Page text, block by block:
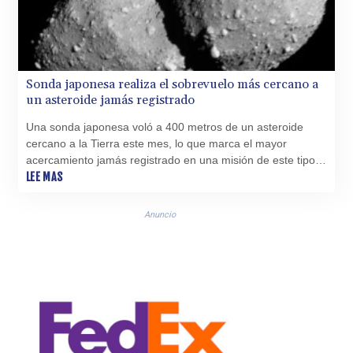
KGS 101.104505
KHR 4681.941823
KMF 492.514185
KRW 1627.712241
KWD 0.356853
KYD 0.960588
LAK 26025.676609
LBP
103223.017367
LSL 18.726567
MDL 20.044751
MGA 4918.938878
MKD 61.524236
Sonda japonesa realiza el sobrevuelo más cercano a
un asteroide jamás registrado
Una sonda japonesa voló a 400 metros de un asteroide
cercano a la Tierra este mes, lo que marca el mayor
acercamiento jamás registrado en una misión de este tipo,
informó la agencia espacial de Japón.
LEE MAS
Anuncio